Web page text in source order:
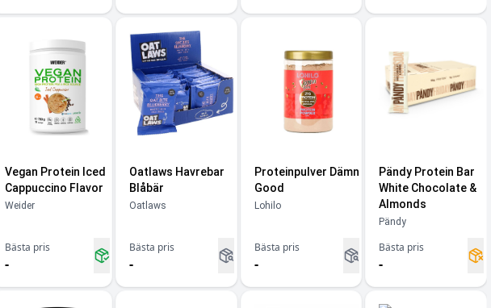
Vegan Protein Iced
Cappuccino Flavor
Weider
Bästa pris
-
Oatlaws Havrebar
Blåbär
Oatlaws
Bästa pris
-
Proteinpulver Dämn
Good
Lohilo
Bästa pris
-
Pändy Protein Bar
White Chocolate &
Almonds
Pändy
Bästa pris
-